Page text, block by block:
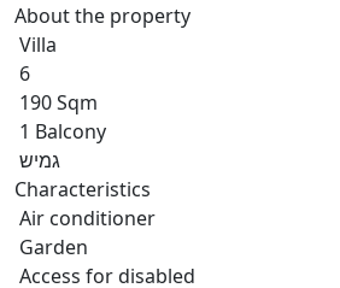
About the property
Villa
6
190 Sqm
1 Balcony
גמיש
Characteristics
Air conditioner
Garden
Access for disabled